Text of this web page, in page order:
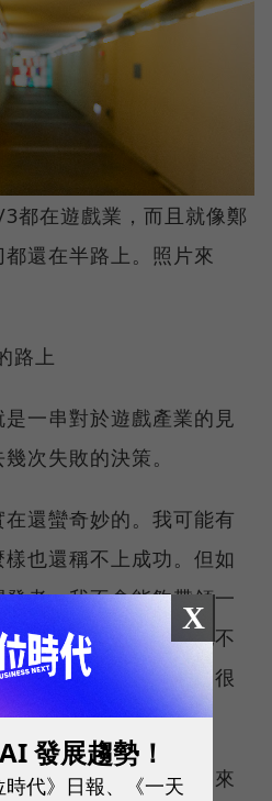
3都在遊戲業，而且就像鄭
還在半路上。照片來
路上
一串對於遊戲產業的見
次失敗的決策。
在還蠻奇妙的。我可能有
也還稱不上成功。但如
者，我不會能夠帶領一
直在公司裡，永遠也不
很多錯，但也學習到很
的。」他說。
晰，但鄭暐橋說，未來
X
發展趨勢！
代》日報、《一天